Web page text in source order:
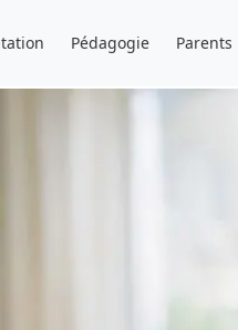
Pédagogie Parents